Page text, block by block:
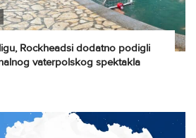
Rockheadsi dodatno podigli
vaterpolskog spektakla